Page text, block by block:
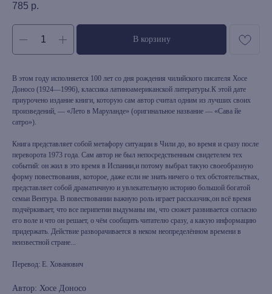
785 р.
В корзину
В этом году исполняется 100 лет со дня рождения чилийского писателя Хосе
Доносо (1924—1996), классика латиноамериканской литературы.К этой дате
приурочено издание книги, которую сам автор считал одним из лучших своих
произведений, — «Лето в Маруланде» (оригинальное название — «Сава йе
сатро»).
Книга представляет собой метафору ситуации в Чили до, во время и сразу после
переворота 1973 года. Сам автор не был непосредственным свидетелем тех
событий: он жил в это время в Испании,и потому выбрал такую своеобразную
форму повествования, которое, даже если не знать ничего о тех обстоятельствах,
представляет собой драматичную и увлекательную историю большой богатой
семьи Вентура. В повествовании важную роль играет рассказчик,он всё время
подчёркивает, что все перипетии выдуманы им, что сюжет развивается согласно
его воле и что он решает, о чём сообщить читателю сразу, а какую информацию
придержать. Действие разворачивается в неком неопределённом времени в
неизвестной стране...
Перевод: Е. Хованович
Автор: Хосе Доносо